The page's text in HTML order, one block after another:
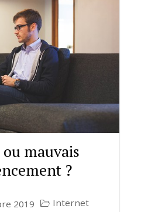
mauvais
?
2019
Internet